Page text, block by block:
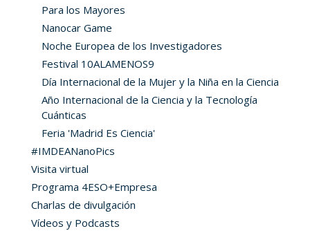
Para los Mayores
Nanocar Game
Noche Europea de los Investigadores
Festival 10ALAMENOS9
Día Internacional de la Mujer y la Niña en la Ciencia
Año Internacional de la Ciencia y la Tecnología
Cuánticas
Feria 'Madrid Es Ciencia'
#IMDEANanoPics
Visita virtual
Programa 4ESO+Empresa
Charlas de divulgación
Vídeos y Podcasts